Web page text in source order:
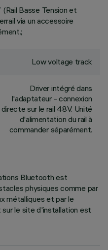
Basse Tension et
via un accessoire
Low voltage track
Driver intégré dans
l'adaptateur - connexion
directe sur le rail 48V. Unité
d'alimentation du rail à
commander séparément.
Bluetooth est
physiques comme par
métalliques et par le
le site d'installation est